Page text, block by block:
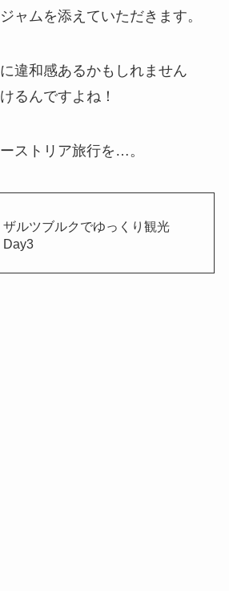
ャムを添えていただきます。
違和感あるかもしれません
るんですよね！
ストリア旅行を…。
ザルツブルクでゆっくり観光
Day3